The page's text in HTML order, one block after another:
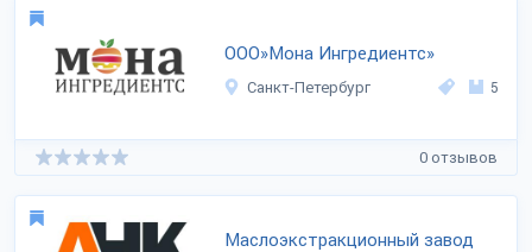
ООО»Мона Ингредиентс»
Санкт-Петербург 5
0 отзывов
Маслоэкстракционный завод